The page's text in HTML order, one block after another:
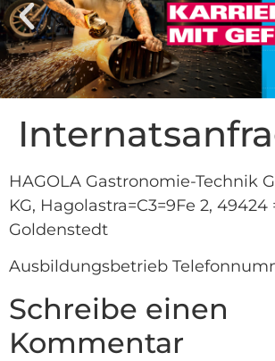
HAGOLA Gastronomie-Technik
KG, Hagolastra=C3=9Fe 2, 49424
Goldenstedt
Ausbildungsbetrieb
Schreibe einen
Kommentar